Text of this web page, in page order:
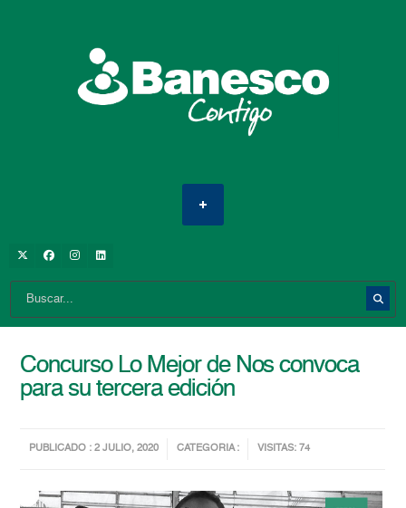
Concurso Lo Mejor de Nos convoca
para su tercera edición
PUBLICADO : 2 JULIO, 2020 CATEGORIA : VISITAS: 74